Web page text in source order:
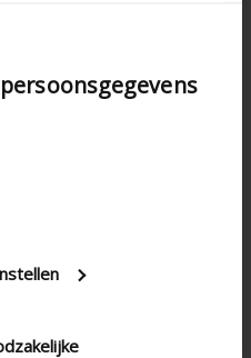
ze heeft verstrekt of
basis van uw gebruik
-